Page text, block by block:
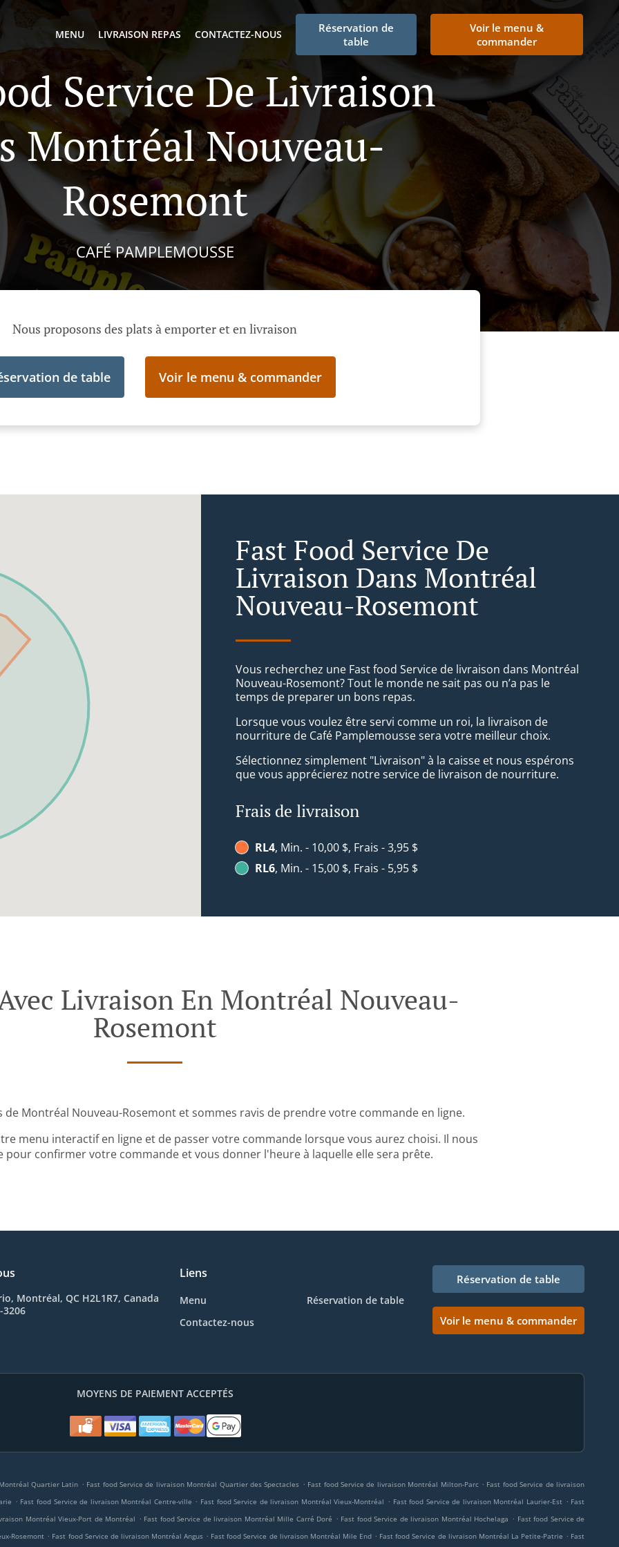
MENU LIVRAISON REPAS CONTACTEZ-NOUS
Réservation de
table
Voir le menu &
commander
Service De Livraison
Montréal Nouveau-
Rosemont
CAFÉ PAMPLEMOUSSE
Nous proposons des plats à emporter et en livraison
de table Voir le menu & commander
Fast Food Service De
Livraison Dans Montréal
Nouveau-Rosemont
Vous recherchez une Fast food Service de livraison dans Montréal
Nouveau-Rosemont? Tout le monde ne sait pas ou n’a pas le
temps de preparer un bons repas.
Lorsque vous voulez être servi comme un roi, la livraison de
nourriture de Café Pamplemousse sera votre meilleur choix.
Sélectionnez simplement "Livraison" à la caisse et nous espérons
que vous apprécierez notre service de livraison de nourriture.
Frais de livraison
RL4, Min. - 10,00 $, Frais - 3,95 $
RL6, Min. - 15,00 $, Frais - 5,95 $
Livraison En Montréal Nouveau-
Rosemont
de Montréal Nouveau-Rosemont et sommes ravis de prendre votre commande en ligne.
menu interactif en ligne et de passer votre commande lorsque vous aurez choisi. Il nous
confirmer votre commande et vous donner l'heure à laquelle elle sera prête.
Montréal, QC H2L1R7, Canada
3206
Liens
Menu
Réservation de table
Contactez-nous
Réservation de table
Voir le menu & commander
MOYENS DE PAIEMENT ACCEPTÉS
Quartier Latin . Fast food Service de livraison Montréal Quartier des Spectacles . Fast food Service de livraison Montréal Milton-Parc . Fast food Service de livraison
. Fast food Service de livraison Montréal Centre-ville . Fast food Service de livraison Montréal Vieux-Montréal . Fast food Service de livraison Montréal Laurier-Est . Fast
Montréal Vieux-Port de Montréal . Fast food Service de livraison Montréal Mille Carré Doré . Fast food Service de livraison Montréal Hochelaga . Fast food Service de
Rosemont . Fast food Service de livraison Montréal Angus . Fast food Service de livraison Montréal Mile End . Fast food Service de livraison Montréal La Petite-Patrie . Fast